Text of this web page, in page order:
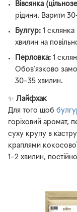
Вівсянка
рідини. Варити
Булгур: 1
хвилин на
Перловка: 1
Обов'язково
30–35 хвилин.
✨ Лайфхак
Для того щоб
горіховий аромат,
суху крупу в
краплями
1–2 хвилин,